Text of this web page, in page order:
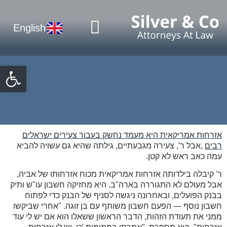
English
אזרחות אמריקאית היא מעמד נחשק בעבור צעירים ישראלים
רבים ,אבל ר', צעירה מגבעתיים, גילתה שהיא גם עשויה להביא
עמה כאב ראש לא קטן.
ר' קיבלה בילדותה אזרחות אמריקאית מכוח אזרחותו של אביה,
אבל מעולם לא התגוררה בארה"ב. היא מחזיקה חשבון עו"ש ותיק
בבנק הפועלים, ובאחרונה ניגשה לסניף של הבנק כדי לפתוח
חשבון נוסף — הפעם חשבון משותף עם בן זוגה. "אחרי שביקשו
ממני את תעודת הזהות, הדבר הראשון ששאלו הוא אם יש לי עוד